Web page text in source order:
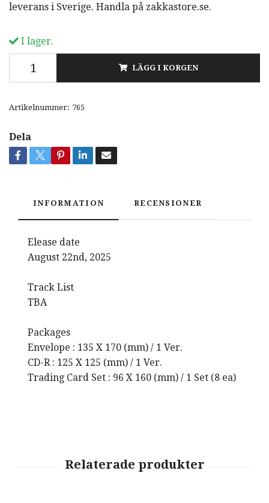
leverans i Sverige. Handla på zakkastore.se.
I lager.
LÄGG I KORGEN
Artikelnummer: 765
Dela
INFORMATION RECENSIONER
Elease date
August 22nd, 2025
Track List
TBA
Packages
Envelope : 135 X 170 (mm) / 1 Ver.
CD-R : 125 X 125 (mm) / 1 Ver.
Trading Card Set : 96 X 160 (mm) / 1 Set (8 ea)